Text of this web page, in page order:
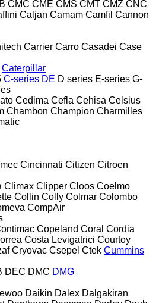
CMC CME CMS CMT CMZ CNC
Caljan Camam Camfil Cannon
Carrier Carro Casadei Case
Caterpillar
C-series DE D series E-series G-
Cedima Cefla Cehisa Celsius
Chambon Champion Charmilles
Cincinnati Citizen Citroen
Climax Clipper Cloos Coelmo
Collin Colly Colmar Colombo
CompAir
Copeland Coral Cordia
Costa Levigatrici Courtoy
Cryovac Csepel Ctek Cummins
DEC DMC DMG
Daikin Dalex Dalgakiran